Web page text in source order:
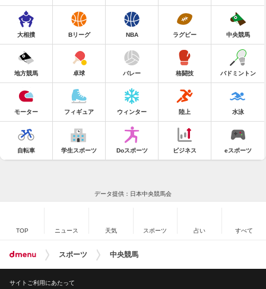
大相撲 Bリーグ NBA ラグビー 中央競馬
地方競馬 卓球 バレー 格闘技 バドミントン
モーター フィギュア ウィンター 陸上 水泳
自転車 学生スポーツ Doスポーツ ビジネス eスポーツ
データ提供：日本中央競馬会
TOP ニュース 天気 スポーツ 占い すべて
スポーツ 中央競馬
サイトご利用にあたって